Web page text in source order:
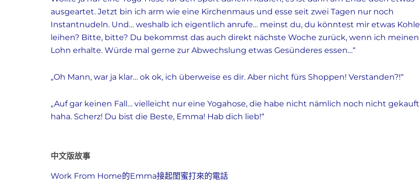
ausgeartet. Jetzt bin ich arm wie eine Kirchenmaus und esse seit zwei Tagen nur noch
Instantnudeln. Und… weshalb ich eigentlich anrufe… meinst du, du könntest mir etwas Kohle
leihen? Bitte, bitte? Du bekommst das auch direkt nächste Woche zurück, wenn ich meinen
Lohn erhalte. Würde mal gerne zur Abwechslung etwas Gesünderes essen…“
„Oh Mann, war ja klar… ok ok, ich überweise es dir. Aber nicht fürs Shoppen! Verstanden?!“
„Auf gar keinen Fall… vielleicht nur eine Yogahose, die habe nicht nämlich noch nicht gekauft
haha. Scherz! Du bist die Beste, Emma! Hab dich lieb!“
中文版故事
Work From Home的Emma接起閨蜜打來的電話